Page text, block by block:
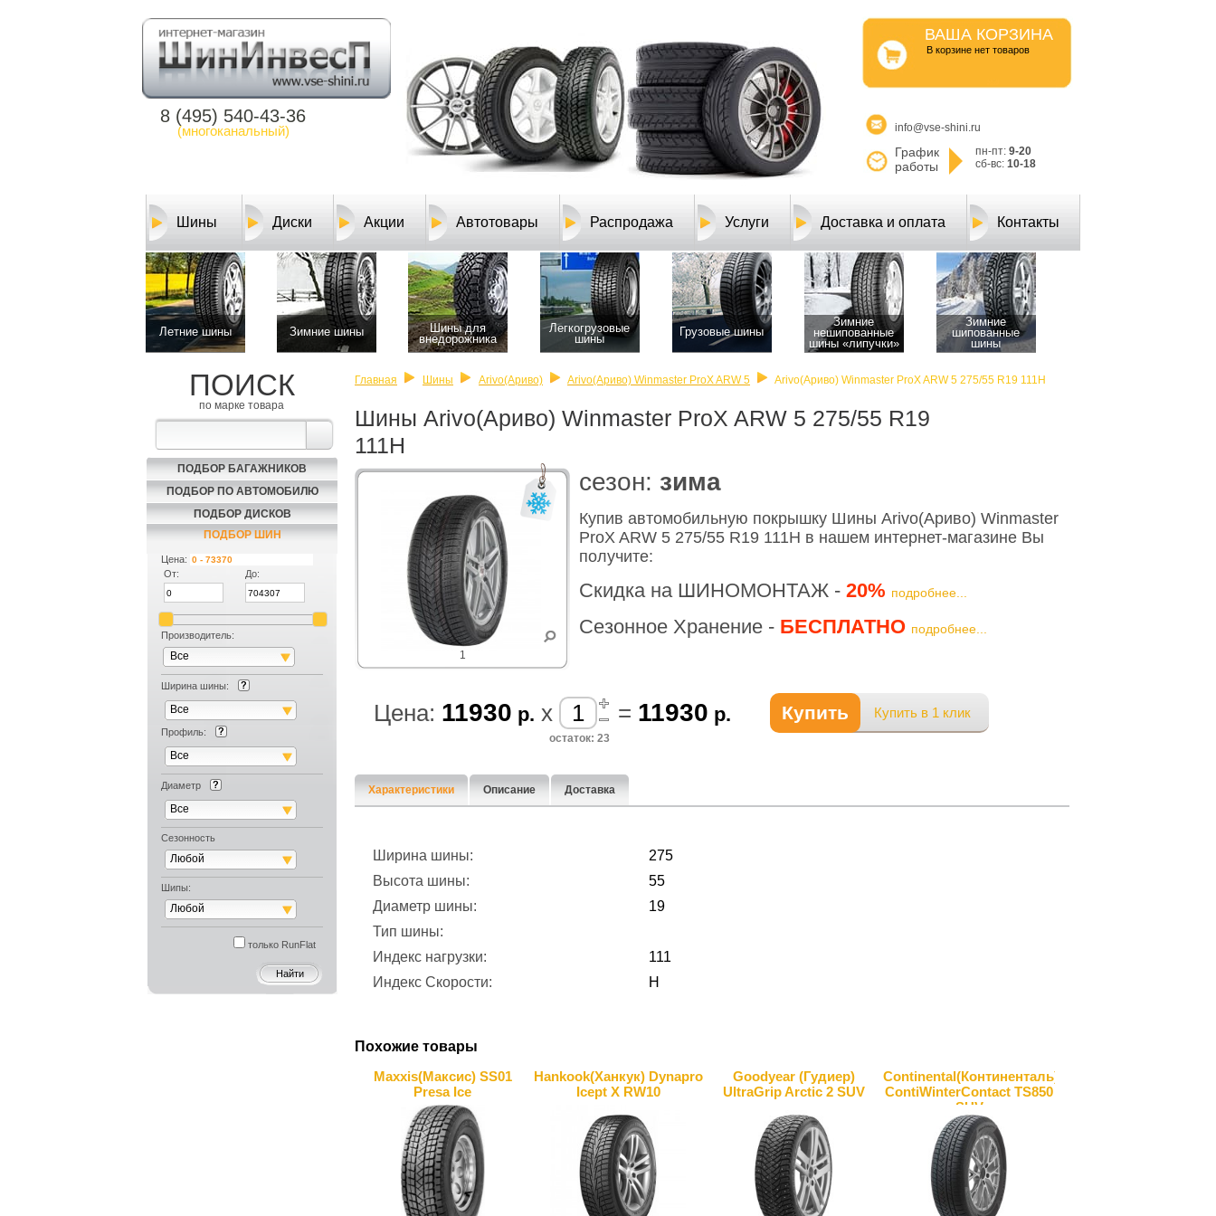
8 (495) 540-43-36
(многоканальный)
ВАША КОРЗИНА
B корзине нет товаров
info@vse-shini.ru
График
работы
пн-пт: 9-20
сб-вс: 10-18
Шины Диски Акции Автотовары Распродажа Услуги Доставка и оплата Контакты
Летние шины Зимние шины
Шины для
внедорожника
Легкогрузовые
шины
Грузовые шины
Зимние
нешипованные
шины «липучки»
Зимние
шипованные
шины
ПОИСК
по марке товара
ПОДБОР БАГАЖНИКОВ
ПОДБОР ПО АВТОМОБИЛЮ
ПОДБОР ДИСКОВ
ПОДБОР ШИН
Цена:
От:
До:
Производитель:
Все
Ширина шины:
Все
Профиль:
Все
Диаметр
Все
Сезонность
Любой
Шипы:
Любой
только RunFlat
Главная Шины Arivo(Ариво) Arivo(Ариво) Winmaster ProX ARW 5 Arivo(Ариво) Winmaster ProX ARW 5 275/55 R19 111H
Шины Arivo(Ариво) Winmaster ProX ARW 5 275/55 R19
111H
1
cезон: зима
Купив автомобильную покрышку Шины Arivo(Ариво) Winmaster
ProX ARW 5 275/55 R19 111H в нашем интернет-магазине Вы
получите:
Скидка на ШИНОМОНТАЖ - 20% подробнее...
Сезонное Хранение - БЕСПЛАТНО подробнее...
Цена: 11930 р. x = 11930 р. Купить Купить в 1 клик
остаток: 23
Характеристики Описание Доставка
Ширина шины:
275
Высота шины:
55
Диаметр шины:
19
Тип шины:
Индекс нагрузки:
111
Индекс Скорости:
H
Похожие товары
Maxxis(Максис) SS01
Presa Ice
Hankook(Ханкук) Dynapro
Icept X RW10
Goodyear (Гудиер)
UltraGrip Arctic 2 SUV
Continental(Континенталь)
ContiWinterContact TS850
SUV